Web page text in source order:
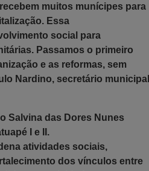
recebem muitos munícipes para
Essa
vimento social para
Passamos o primeiro
e as reformas, sem
Nardino, secretário municipal
Salvina das Dores Nunes
I e II.
atividades sociais,
dos vínculos entre